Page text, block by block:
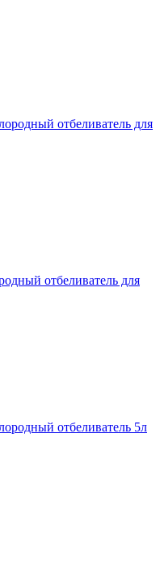
отбеливатель для